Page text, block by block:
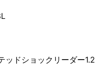
ドショックリーダー1.2